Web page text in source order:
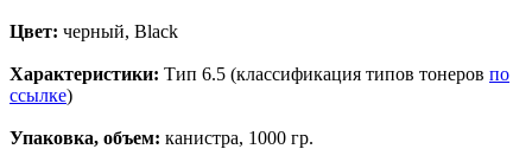
Цвет: черный, Black
Характеристики: Тип 6.5 (классификация типов тонеров по
ссылке)
Упаковка, объем: канистра, 1000 гр.